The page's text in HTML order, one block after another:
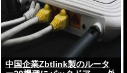
中国企業Zbtlink製のルータ